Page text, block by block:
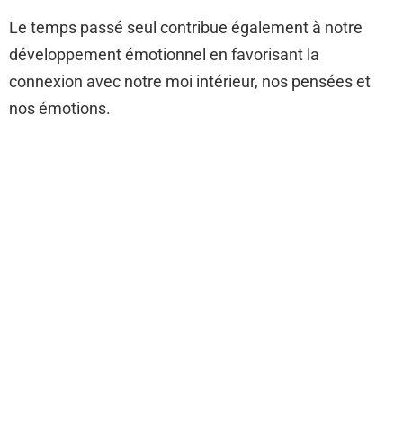
Le temps passé seul contribue également à notre
développement émotionnel en favorisant la
connexion avec notre moi intérieur, nos pensées et
nos émotions.